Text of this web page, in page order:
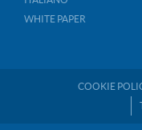
WHITE PAPER
COOKIE